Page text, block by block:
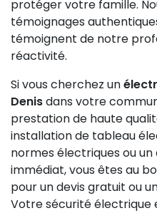
protéger votre famille.
témoignages
témoignent de notre
réactivité.
Si vous cherchez un
Denisdans votre
prestation de haute
installation de tableau
normes électriques ou
immédiat, vous êtes au
pour un devis gratuit ou
Votre sécurité électrique